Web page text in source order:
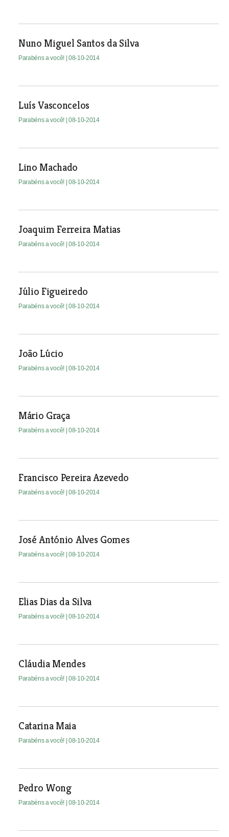
Nuno Miguel Santos da Silva
Parabéns a você! | 08-10-2014
Luís Vasconcelos
Parabéns a você! | 08-10-2014
Lino Machado
Parabéns a você! | 08-10-2014
Joaquim Ferreira Matias
Parabéns a você! | 08-10-2014
Júlio Figueiredo
Parabéns a você! | 08-10-2014
João Lúcio
Parabéns a você! | 08-10-2014
Mário Graça
Parabéns a você! | 08-10-2014
Francisco Pereira Azevedo
Parabéns a você! | 08-10-2014
José António Alves Gomes
Parabéns a você! | 08-10-2014
Elias Dias da Silva
Parabéns a você! | 08-10-2014
Cláudia Mendes
Parabéns a você! | 08-10-2014
Catarina Maia
Parabéns a você! | 08-10-2014
Pedro Wong
Parabéns a você! | 08-10-2014